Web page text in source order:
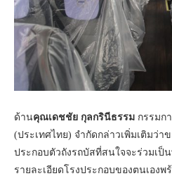
ด้านคุณเดชชัย กุลกรินีธรรม กรรมก
(ประเทศไทย) จำกัดกล่าวเพิ่มเติมว่
ประกอบตัวถังรถบัสที่สนใจจะร่วมเป็
รายละเอียดโรงประกอบของตนเอง